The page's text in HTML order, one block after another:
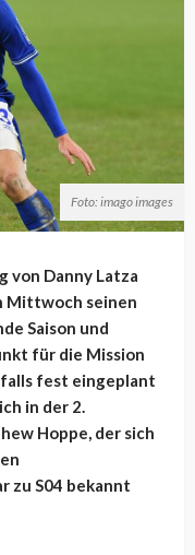
Foto: imago images
Danny Latza
Mittwoch seinen
Saison und
für die Mission
fest eingeplant
in der 2.
Hoppe, der sich
zu S04 bekannt